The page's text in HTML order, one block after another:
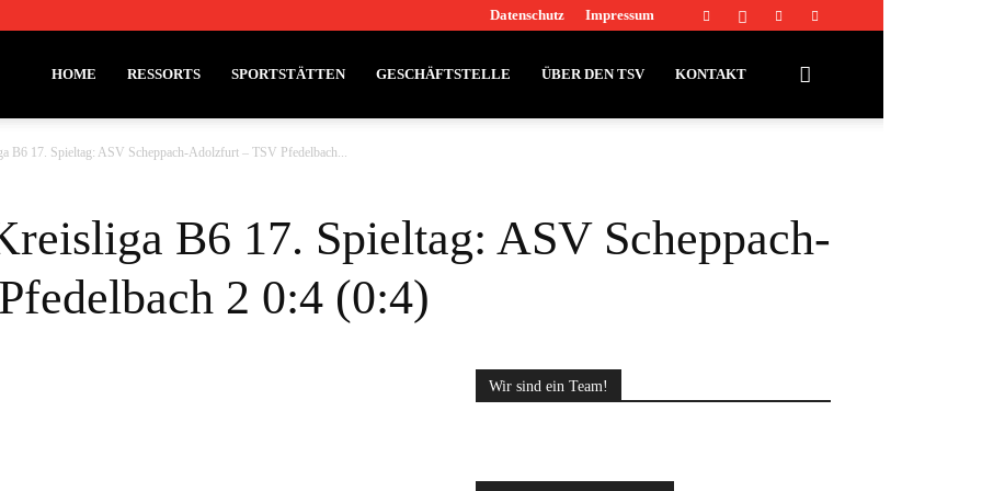
Datenschutz Impressum
HOME RESSORTS SPORTSTÄTTEN GESCHÄFTSTELLE ÜBER DEN TSV KONTAKT
B6 17. Spieltag: ASV Scheppach-Adolzfurt – TSV Pfedelbach...
B6 17. Spieltag: ASV Scheppach-
2 0:4 (0:4)
Wir sind ein Team!